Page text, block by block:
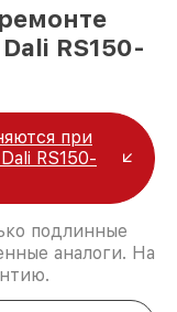
RS150-
при
RS150-
подлинные
аналоги. На